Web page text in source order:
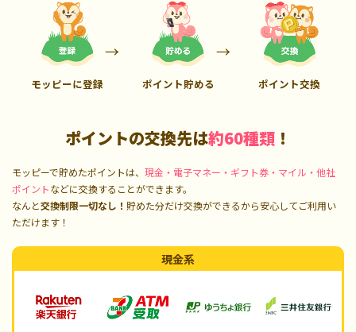
モッピーに登録 ポイント貯める ポイント交換
ポイントの交換先は約60種類 ！
モッピーで貯めたポイントは、 現金・電子マネー・ギフト券・マイル・他社
ポイントなどに交換することができます。
なんと交換制限一切なし！ 貯めた分だけ交換ができるから安心してご利用い
ただけます！
現金系